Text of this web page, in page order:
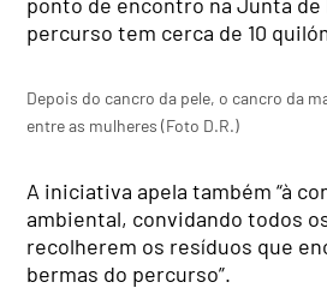
percurso tem cerca de 10
Depois do cancro da pele, o cancro da
entre as mulheres (Foto D.R.)
A iniciativa apela também “à
ambiental, convidando todos
recolherem os resíduos que
bermas do percurso”.